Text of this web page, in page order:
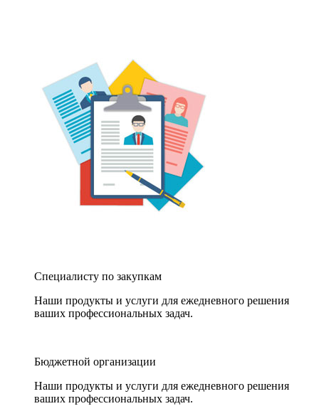
Специалисту по закупкам
Наши продукты и услуги для ежедневного решения
ваших профессиональных задач.
Бюджетной организации
Наши продукты и услуги для ежедневного решения
ваших профессиональных задач.